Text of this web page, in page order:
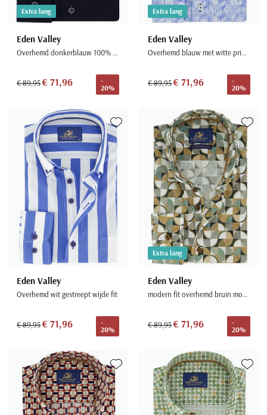
Eden Valley
Overhemd donkerblauw 100% katoen modern fit
€ 89,95€ 71,96
-
20%
Extra lang
Eden Valley
Overhemd blauw met witte print ml7 button-down collar
€ 89,95€ 71,96
-
20%
Extra lang
Eden Valley
Overhemd wit gestreept wijde fit
€ 89,95€ 71,96
-
20%
Toevoegen aan favorieten
Eden Valley
modern fit overhemd bruin mouwlengte 7
€ 89,95€ 71,96
-
20%
Extra lang
Toevoegen aan favorieten